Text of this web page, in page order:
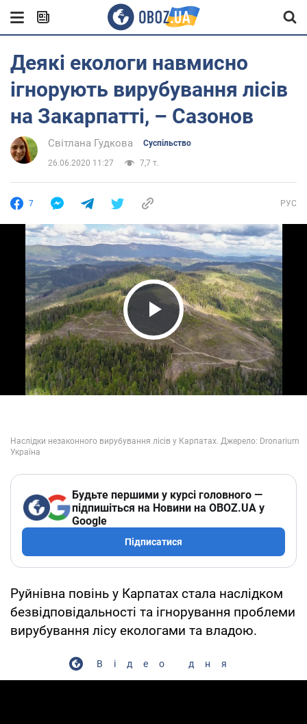
Деякі екологи навмисно
ігнорують вирубування лісів
на Закарпатті, – Сазонов
Світлана Гудкова Суспільство
26.06.2020 11:27 7,7 т.
7 РУС
Play Video
Будьте першими у курсі головного —
підпишіться на Новини на OBOZ.UA у
Google
Підписатися
Руйнівна повінь у Карпатах стала наслідком
безвідповідальності та ігнорування проблеми
вирубування лісу екологами та владою.
Відео дня